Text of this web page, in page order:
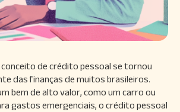
conceito de crédito pessoal se tornou
das finanças de muitos brasileiros.
bem de alto valor, como um carro ou
gastos emergenciais, o crédito pessoal